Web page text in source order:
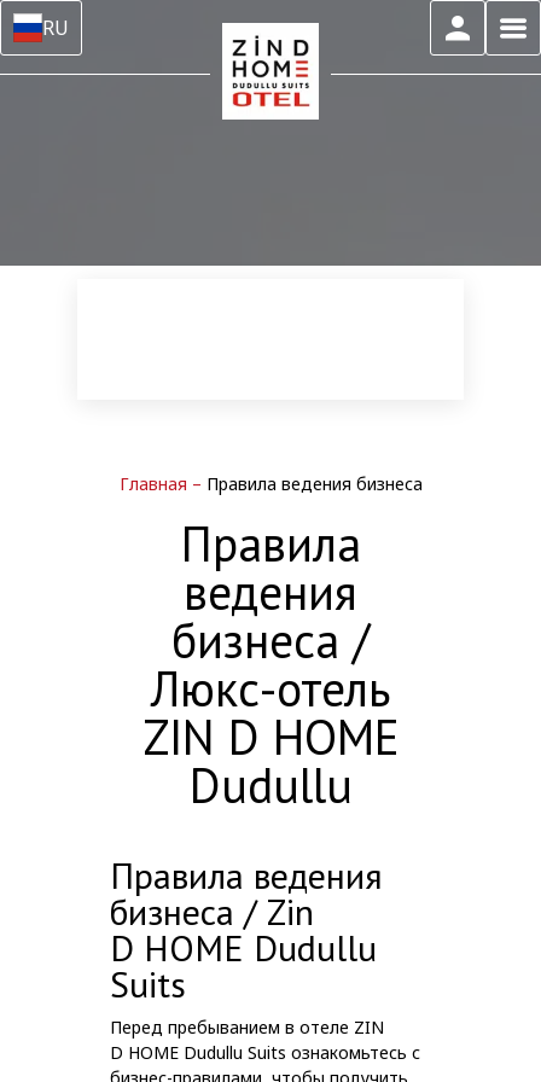
RU
Главная – Правила ведения бизнеса
Правила
ведения
бизнеса /
Люкс-отель
ZIN D HOME
Dudullu
Правила ведения
бизнеса / Zin
D HOME Dudullu
Suits
Перед пребыванием в отеле ZIN
D HOME Dudullu Suits ознакомьтесь с